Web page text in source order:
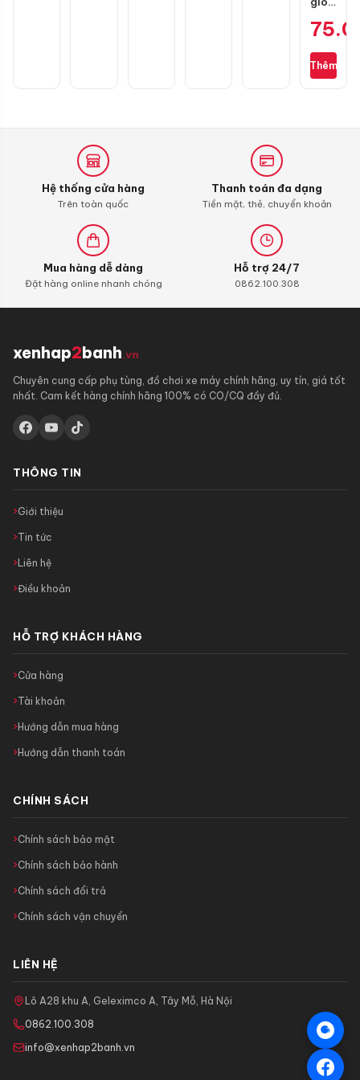
cho
S110,
RSX
con)
Thêm
Hệ thống cửa hàng
Trên toàn quốc
Thanh toán đa dạng
Tiền mặt, thẻ, chuyển khoản
Mua hàng dễ dàng
Đặt hàng online nhanh chóng
Hỗ trợ 24/7
0862.100.308
xenhap2banh.vn
Chuyên cung cấp phụ tùng, đồ chơi xe máy chính hãng, uy tín, giá tốt
nhất. Cam kết hàng chính hãng 100% có CO/CQ đầy đủ.
THÔNG TIN
Giới thiệu
Tin tức
Liên hệ
Điều khoản
HỖ TRỢ KHÁCH HÀNG
Cửa hàng
Tài khoản
Hướng dẫn mua hàng
Hướng dẫn thanh toán
CHÍNH SÁCH
Chính sách bảo mật
Chính sách bảo hành
Chính sách đổi trả
Chính sách vận chuyển
LIÊN HỆ
Lô A28 khu A, Geleximco A, Tây Mỗ, Hà Nội
0862.100.308
info@xenhap2banh.vn